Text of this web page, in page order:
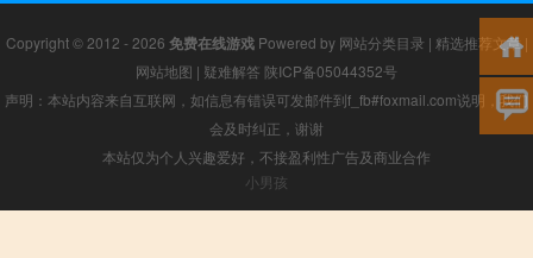
Copyright © 2012 - 2026 免费在线游戏Powered by 网站分类目录 | 精选推荐文章|
网站地图 | 疑难解答 陕ICP备05044352号
声明：本站内容来自互联网，如信息有错误可发邮件到f_fb#foxmail.com说明，我们
会及时纠正，谢谢
本站仅为个人兴趣爱好，不接盈利性广告及商业合作
小男孩